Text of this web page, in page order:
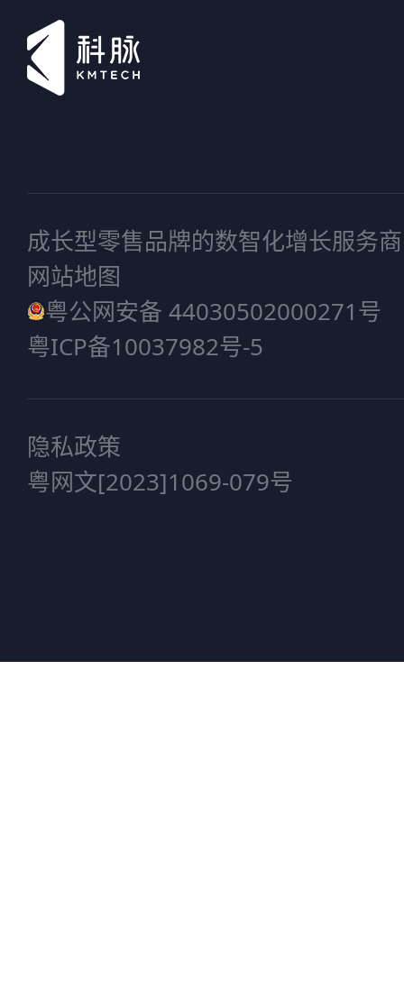
成长型零售品牌的数智化增长服务商
网站地图
粤公网安备 44030502000271号
粤ICP备10037982号-5
隐私政策
粤网文[2023]1069-079号